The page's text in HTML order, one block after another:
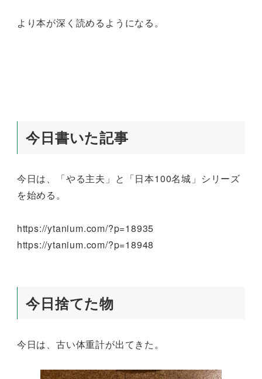
より本が深く読めるようになる。
今日書いた記事
今日は、「やる主夫」と「日本100名城」シリーズ
を始める。
https://ytanium.com/?p=18935
https://ytanium.com/?p=18948
今日捨てた物
今日は、古い体重計が出てきた。